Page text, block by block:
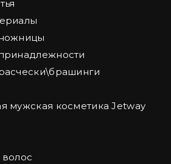
мужская косметика Jetway